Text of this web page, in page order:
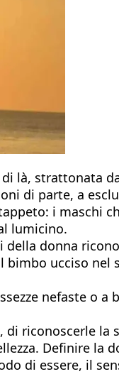
là, strattonata
di parte, a
i maschi
lumicino.
donna
ucciso
nefaste o
di riconoscerle
Definire la
di essere, il